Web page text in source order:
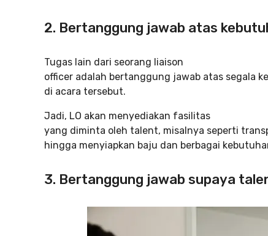
2. Bertanggung jawab atas
Tugas lain dari seorang liaison
officer adalah bertanggung jawab atas segala
di acara tersebut.
Jadi, LO akan menyediakan fasilitas
yang diminta oleh talent, misalnya seperti
hingga menyiapkan baju dan berbagai
3. Bertanggung jawab supaya